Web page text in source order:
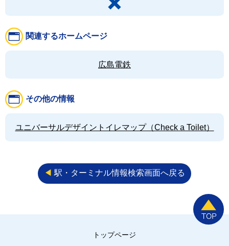
関連するホームページ
広島電鉄
その他の情報
ユニバーサルデザイントイレマップ（Check a Toilet）
◀︎ 駅・ターミナル情報検索画面へ戻る
トップページ